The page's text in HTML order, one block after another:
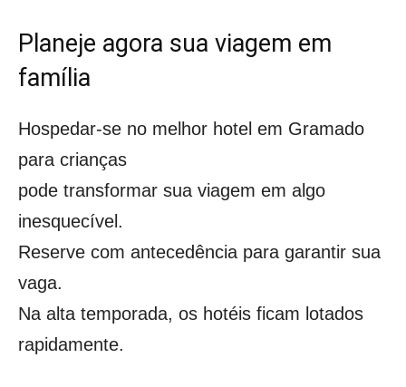
Planeje agora sua viagem em
família
Hospedar-se no melhor hotel em Gramado
para crianças
pode transformar sua viagem em algo
inesquecível.
Reserve com antecedência para garantir sua
vaga.
Na alta temporada, os hotéis ficam lotados
rapidamente.